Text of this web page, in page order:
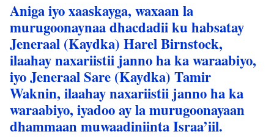
Aniga iyo xaaskayga, waxaan la
murugoonaynaa dhacdadii ku habsatay
Jeneraal (Kaydka) Harel Birnstock,
ilaahay naxariistii janno ha ka waraabiyo,
iyo Jeneraal Sare (Kaydka) Tamir
Waknin, ilaahay naxariistii janno ha ka
waraabiyo, iyadoo ay la murugoonayaan
dhammaan muwaadiniinta Israa’iil.